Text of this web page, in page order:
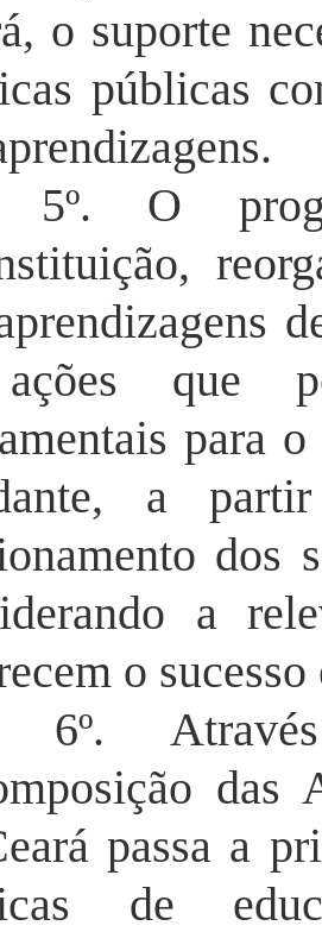
o suporte
públicas
5º. O
que
para
a
dos
a
o sucesso
6º.
das
passa a
de